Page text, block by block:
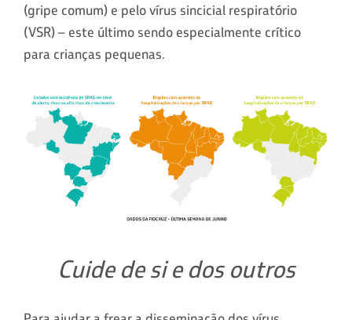
(gripe comum) e pelo vírus sincicial respiratório
(VSR) – este último sendo especialmente crítico
para crianças pequenas.
Cuide de si e dos outros